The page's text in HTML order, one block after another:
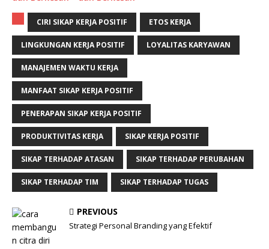
CIRI SIKAP KERJA POSITIF ETOS KERJA
LINGKUNGAN KERJA POSITIF LOYALITAS KARYAWAN
MANAJEMEN WAKTU KERJA
MANFAAT SIKAP KERJA POSITIF
PENERAPAN SIKAP KERJA POSITIF
PRODUKTIVITAS KERJA SIKAP KERJA POSITIF
SIKAP TERHADAP ATASAN SIKAP TERHADAP PERUBAHAN
SIKAP TERHADAP TIM SIKAP TERHADAP TUGAS
PREVIOUS
Strategi Personal Branding yang Efektif